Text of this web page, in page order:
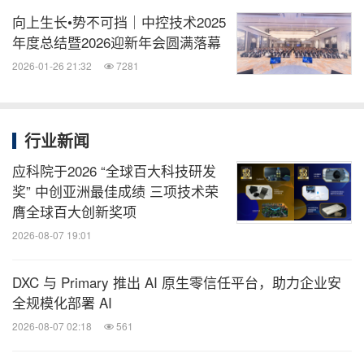
向上生长•势不可挡｜中控技术2025
年度总结暨2026迎新年会圆满落幕
2026-01-26 21:32 7281
行业新闻
应科院于2026 “全球百大科技研发
奖” 中创亚洲最佳成绩 三项技术荣
膺全球百大创新奖项
2026-08-07 19:01
DXC 与 Primary 推出 AI 原生零信任平台，助力企业安
全规模化部署 AI
2026-08-07 02:18 561